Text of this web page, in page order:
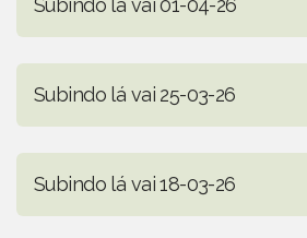
Subindo lá vai 01-04-26
Subindo lá vai 25-03-26
Subindo lá vai 18-03-26